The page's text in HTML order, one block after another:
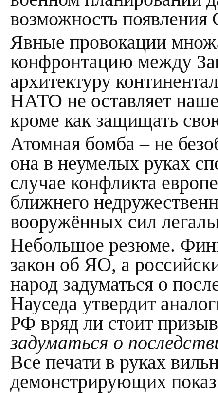
возможность
Явные провокации
конфронтацию между
архитектуру
НАТО не оставляет
кроме как защищать
Атомная бомба – не
она в неумелых руках
случае конфликта
ближнего
вооружённых сил
Небольшое резюме.
закон об ЯО, а
народ задуматься о
Науседа утвердит
РФ вряд ли стоит
задуматься о
Все печати в руках
демонстрирующих